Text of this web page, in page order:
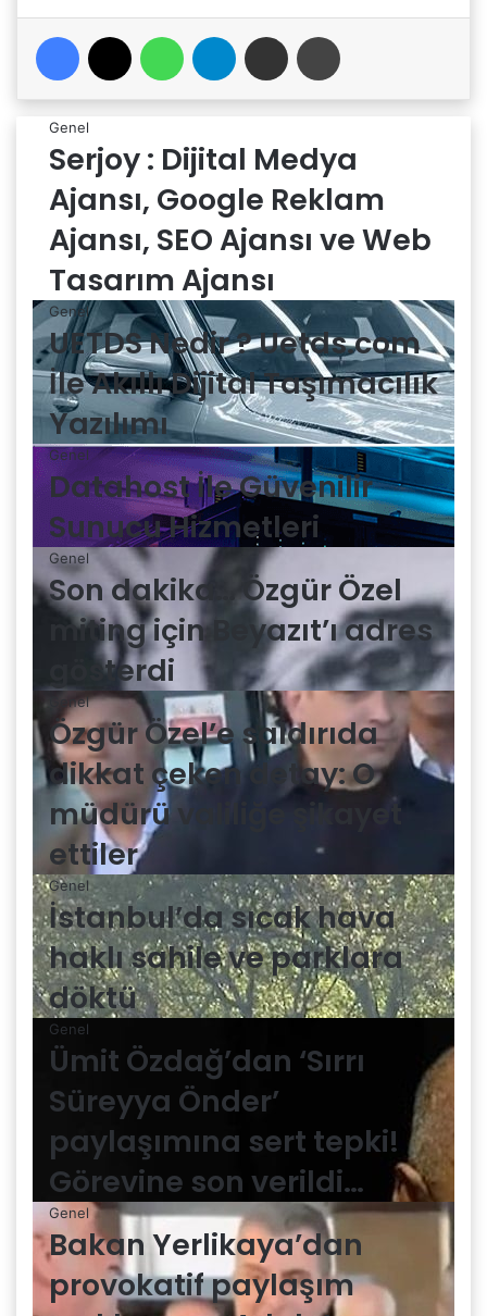
Facebook WhatsAppTelegram Email'den paylaş
Genel
Serjoy : Dijital Medya
Ajansı, Google Reklam
Ajansı, SEO Ajansı ve Web
Tasarım Ajansı
Genel
UETDS Nedir ? Uetds.com
İle Akıllı Dijital Taşımacılık
Yazılımı
Genel
Datahost İle Güvenilir
Sunucu Hizmetleri
Genel
Son dakika… Özgür Özel
miting için Beyazıt’ı adres
gösterdi
Genel
Özgür Özel’e saldırıda
dikkat çeken detay: O
müdürü valiliğe şikayet
ettiler
Genel
İstanbul’da sıcak hava
haklı sahile ve parklara
döktü
Genel
Ümit Özdağ’dan ‘Sırrı
Süreyya Önder’
paylaşımına sert tepki!
Görevine son verildi…
Genel
Bakan Yerlikaya’dan
provokatif paylaşım